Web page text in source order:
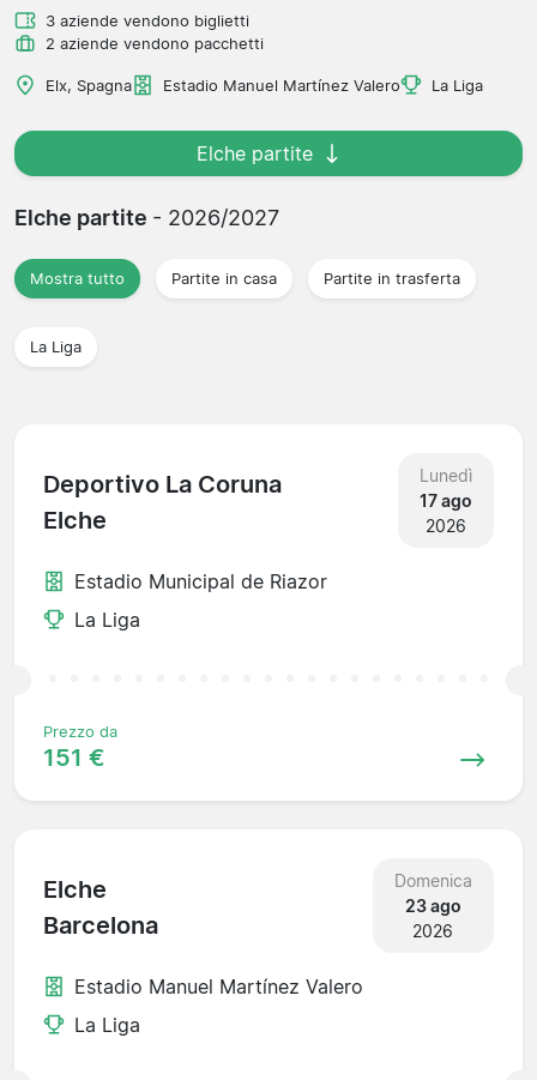
3 aziende vendono biglietti
2 aziende vendono pacchetti
Elx, Spagna Estadio Manuel Martínez Valero La Liga
Elche partite
Elche partite - 2026/2027
Mostra tutto Partite in casa Partite in trasferta
La Liga
Deportivo La Coruna
Elche
Lunedì
17 ago
2026
Estadio Municipal de Riazor
La Liga
Prezzo da
151 €
Elche
Barcelona
Domenica
23 ago
2026
Estadio Manuel Martínez Valero
La Liga